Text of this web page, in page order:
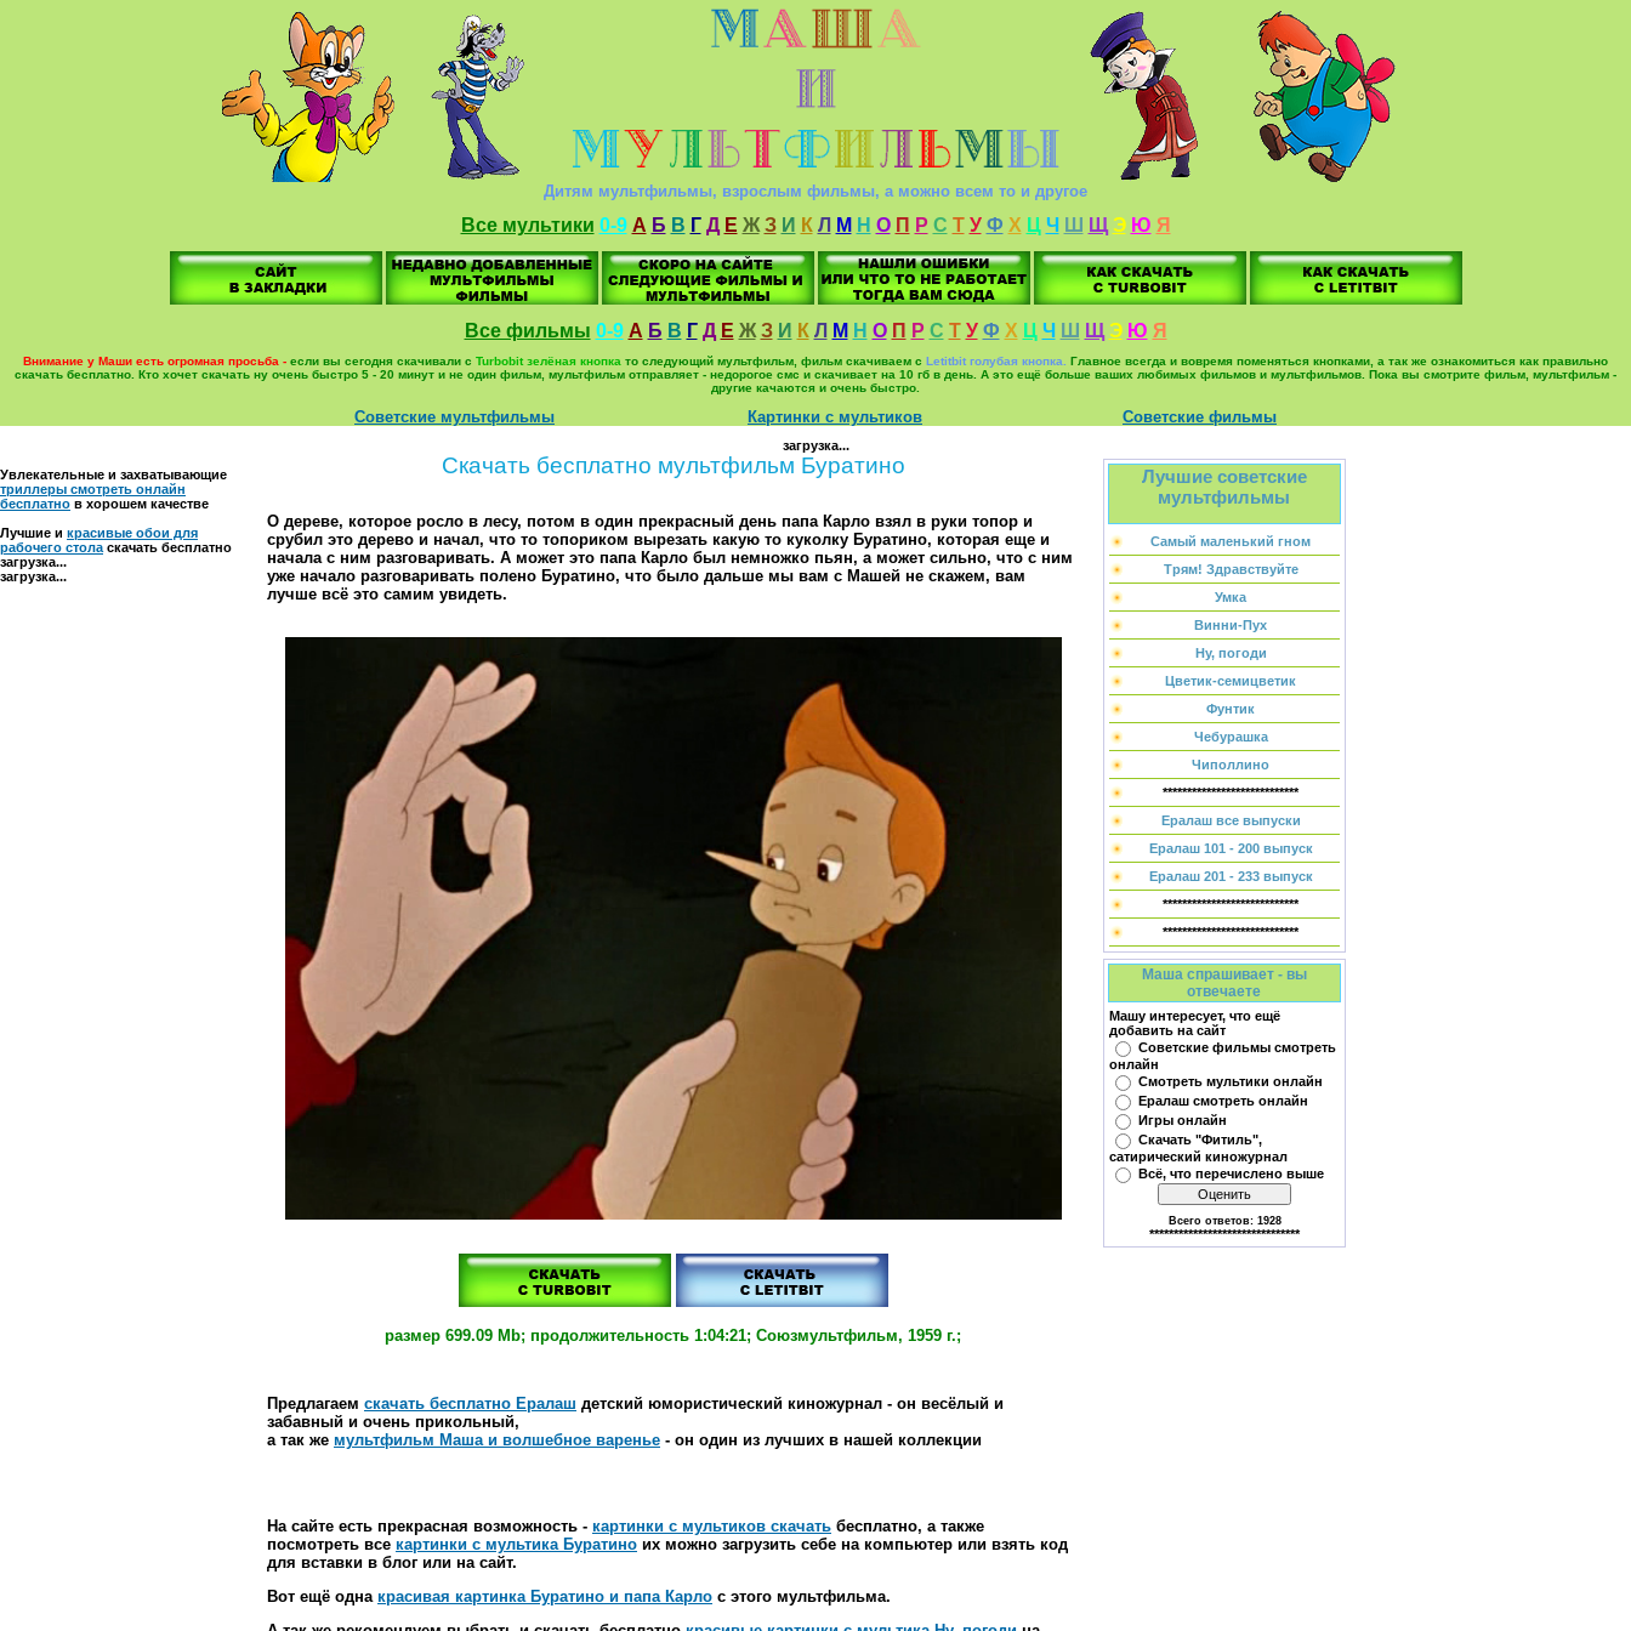
Дитям мультфильмы, взрослым фильмы, а можно всем то и другое
Все мультики 0-9 А Б В Г Д Е Ж З И К Л М Н О П Р С Т У Ф Х Ц Ч Ш Щ Э Ю Я
Все фильмы 0-9 А Б В Г Д Е Ж З И К Л М Н О П Р С Т У Ф Х Ц Ч Ш Щ Э Ю Я
Внимание у Маши есть огромная просьба - еcли вы сегодня скачивали с Turbobit зелёная кнопка то следующий мультфильм, фильм скачиваем с Letitbit голубая кнопка. Главное всегда и вовремя поменяться кнопками, а так же ознакомиться как правильно
скачать бесплатно. Кто хочет скачать ну очень быстро 5 - 20 минут и не один фильм, мультфильм отправляет - недорогое смс и скачивает на 10 гб в день. А это ещё больше ваших любимых фильмов и мультфильмов. Пока вы смотрите фильм, мультфильм -
другие качаются и очень быстро.
Советские мультфильмы Картинки с мультиков Советские фильмы
загрузка...
Увлекательные и захватывающие
триллеры смотреть онлайн
бесплатно в хорошем качестве
Лучшие и красивые обои для
рабочего стола скачать бесплатно
загрузка...
загрузка...
Скачать бесплатно мультфильм Буратино
О дереве, которое росло в лесу, потом в один прекрасный день папа Карло взял в руки топор и
срубил это дерево и начал, что то топориком вырезать какую то куколку Буратино, которая еще и
начала с ним разговаривать. А может это папа Карло был немножко пьян, а может сильно, что с ним
уже начало разговаривать полено Буратино, что было дальше мы вам с Машей не скажем, вам
лучше всё это самим увидеть.
размер 699.09 Mb; продолжительность 1:04:21; Союзмультфильм, 1959 г.;
Предлагаем скачать бесплатно Ералаш детский юмористический киножурнал - он весёлый и
забавный и очень прикольный,
а так же мультфильм Маша и волшебное варенье - он один из лучших в нашей коллекции
На сайте есть прекрасная возможность - картинки с мультиков скачать бесплатно, а также
посмотреть все картинки с мультика Буратино их можно загрузить себе на компьютер или взять код
для вставки в блог или на сайт.
Вот ещё одна красивая картинка Буратино и папа Карло с этого мультфильма.
Лучшие советские
мультфильмы
Самый маленький гном
Трям! Здравствуйте
Умка
Винни-Пух
Ну, погоди
Цветик-семицветик
Фунтик
Чебурашка
Чиполлино
****************************
Ералаш все выпуски
Ералаш 101 - 200 выпуск
Ералаш 201 - 233 выпуск
****************************
****************************
Маша спрашивает - вы
отвечаете
Машу интересует, что ещё
добавить на сайт
Советские фильмы смотреть
онлайн
Смотреть мультики онлайн
Ералаш смотреть онлайн
Игры онлайн
Скачать "Фитиль",
сатирический киножурнал
Всё, что перечислено выше
Всего ответов: 1928
*******************************